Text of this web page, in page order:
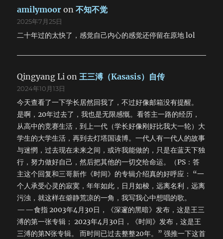
amilymoor on不知不觉
2025年7月25日
二十年过的太快了，感觉自己内心的感觉还停留在原地 lol
Qingyang Li on王三溥（Kasasis）自传
2024年10月13日
今天查看了一下学长居然回我了，不过好像邮箱没有提醒。
是啊，20年过去了，我也是无限感慨。看答主一路的经历，
从高中的竞赛生活，到上一代（学长好像刚好比我大一轮）大
学生的大学生活，再到去灯塔国读博。一代人有一代人的故事
与迷惘，过去现在未来之间，或许我能做的，只是在蓝天下独
行，努力做好自己，然后把其他的一切交给命运。（PS：答
主这个回复和三哥新作《时间》的专辑介绍真的好呼应： “一
个人承受心灵的寂寞，年年如此，日月如梭，远离名利，远离
污浊，就这样在僻静荒凉的一角，我写我心中想唱的歌。
——食指 2003年4月30日，《深邃的黑暗》发布，这是王三
溥的第一张专辑； 2023年4月30日，《时间》发布，这是王
三溥的第N张专辑。 而时间已过去整整20年。” 强推一下这首